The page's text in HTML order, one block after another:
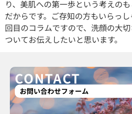
り、美肌への第一歩という考えの
だからです。ご存知の方もいらっ
回目のコラムですので、洗顔の大
ついてお伝えしたいと思います。
CONTACT
お問い合わせフォーム